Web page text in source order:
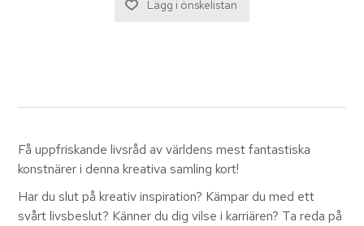
Få uppfriskande livsråd av världens mest fantastiska
konstnärer i denna kreativa samling kort!
Har du slut på kreativ inspiration? Kämpar du med ett
svårt livsbeslut? Känner du dig vilse i karriären? Ta reda på